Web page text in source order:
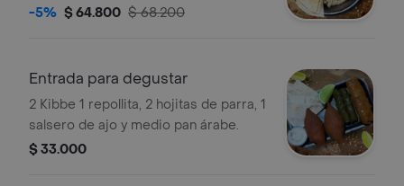
60 gr. tahine, 3 falafel y medio pan
-5% $ 64.800 $ 68.200
Entrada para degustar
2 Kibbe 1 repollita, 2 hojitas de parra, 1
salsero de ajo y medio pan árabe.
$ 33.000